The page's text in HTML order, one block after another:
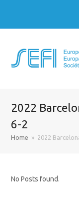
2022
6-2
Home » 2022
No Posts found.